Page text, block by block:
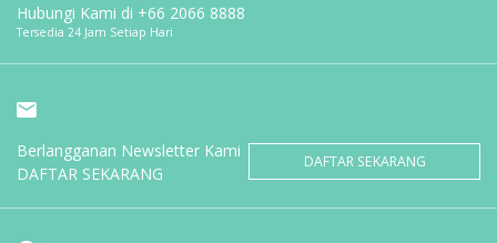
Hubungi Kami di +66 2066 8888
Tersedia 24 Jam Setiap Hari
Berlangganan Newsletter Kami
DAFTAR SEKARANG
DAFTAR SEKARANG